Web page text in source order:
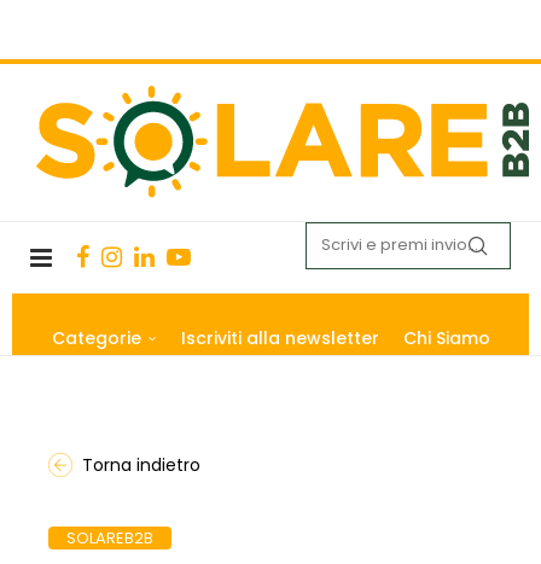
Categorie Iscriviti alla newsletter Chi Siamo
Torna indietro
SOLAREB2B